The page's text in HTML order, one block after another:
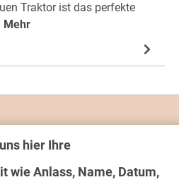
hier Ihre
wie Anlass, Name, Datum,
Traktor ist das perfekte
Mehr